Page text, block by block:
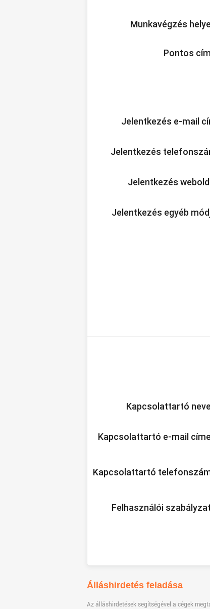
Munkavégzés
Pontos
Jelentkezés e-mail
Jelentkezés
Jelentkezés
Jelentkezés egyéb
Kapcsolattartó
Kapcsolattartó e-mail
Kapcsolattartó
Felhasználói
Álláshirdetés feladása
Az álláshirdetések segítségével a cégek